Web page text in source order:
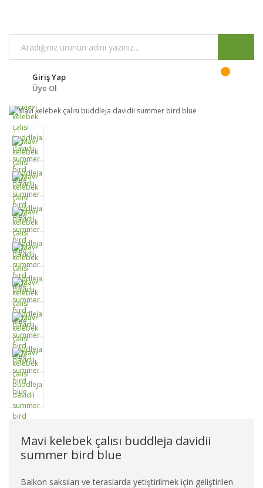
Giriş Yap
Üye Ol
Mavi kelebek çalısı buddleja davidii
summer bird blue
Balkon saksıları ve teraslarda yetiştirilmek için geliştirilen